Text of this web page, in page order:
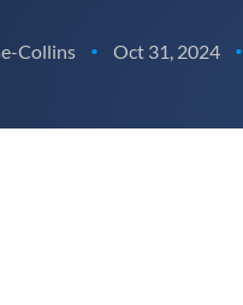
Collins • Oct 31, 2024 •